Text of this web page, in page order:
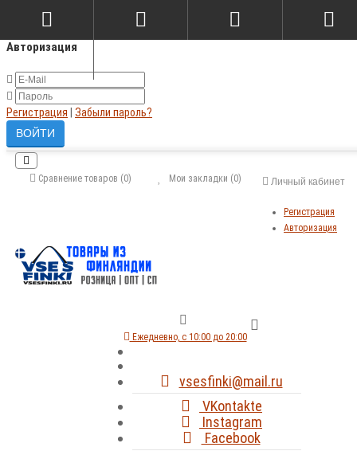
Авторизация
Регистрация Забыли пароль?
Личный кабинет
Регистрация
Авторизация
Мои закладки (0)
Сравнение товаров (0)
Ежедневно, с 10:00 до 20:00
vsesfinki@mail.ru
VKontakte
Instagram
Facebook